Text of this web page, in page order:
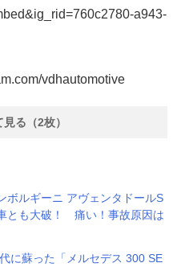
a943-
vdhautomotive
る（2枚）
ボルギーニ アヴェンタドールS
とも大破！ 痛い！事故原因は
に蘇った「メルセデス 300 SE